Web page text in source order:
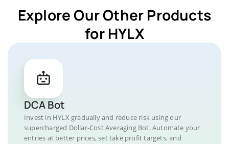
Explore Our Other Products
for HYLX
DCA Bot
Invest in HYLX gradually and reduce risk using our
supercharged Dollar-Cost Averaging Bot. Automate your
entries at better prices, set take profit targets, and